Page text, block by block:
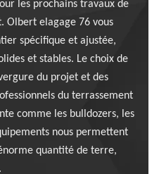
les prochains travaux de
Olbert elagage 76 vous
spécifique et ajustée,
et stables. Le choix de
du projet et des
du terrassement
comme les bulldozers, les
nous permettent
quantité de terre,